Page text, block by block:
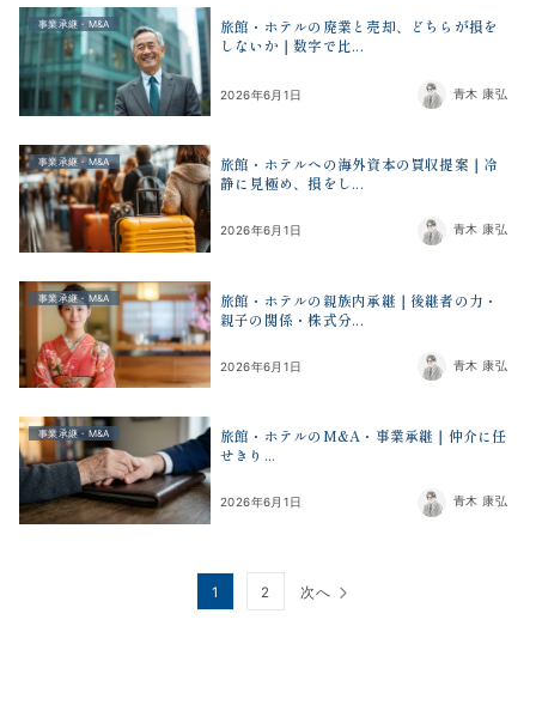
事業承継・M&A
旅館・ホテルの廃業と売却、どちらが損を
しないか｜数字で比...
2026年6月1日 青木 康弘
事業承継・M&A
旅館・ホテルへの海外資本の買収提案｜冷
静に見極め、損をし...
2026年6月1日 青木 康弘
事業承継・M&A
旅館・ホテルの親族内承継｜後継者の力・
親子の関係・株式分...
2026年6月1日 青木 康弘
事業承継・M&A
旅館・ホテルのM&A・事業承継｜仲介に任
せきり...
2026年6月1日 青木 康弘
1 2 次へ